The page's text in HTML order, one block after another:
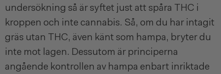
undersökning så är syftet just att spåra THC i
kroppen och inte cannabis. Så, om du har intagit
gräs utan THC, även känt som hampa, bryter du
inte mot lagen. Dessutom är principerna
angående kontrollen av hampa enbart inriktade